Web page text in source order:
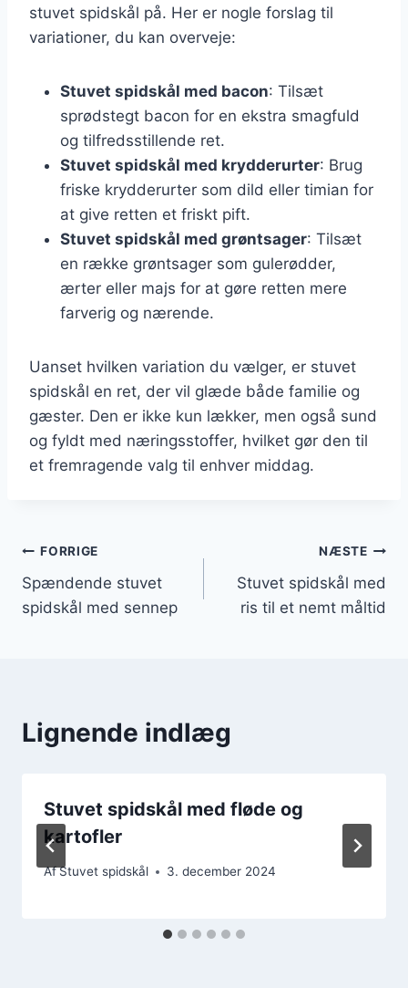
stuvet spidskål på. Her er nogle forslag til
variationer, du kan overveje:
Stuvet spidskål med bacon: Tilsæt
sprødstegt bacon for en ekstra smagfuld
og tilfredsstillende ret.
Stuvet spidskål med krydderurter: Brug
friske krydderurter som dild eller timian for
at give retten et friskt pift.
Stuvet spidskål med grøntsager: Tilsæt
en række grøntsager som gulerødder,
ærter eller majs for at gøre retten mere
farverig og nærende.
Uanset hvilken variation du vælger, er stuvet
spidskål en ret, der vil glæde både familie og
gæster. Den er ikke kun lækker, men også sund
og fyldt med næringsstoffer, hvilket gør den til
et fremragende valg til enhver middag.
Indlægsnavigation
FORRIGE
Spændende stuvet
spidskål med sennep
NÆSTE
Stuvet spidskål med
ris til et nemt måltid
Lignende indlæg
Stuvet spidskål med fløde og
kartofler
AfStuvet spidskål 3. december 2024